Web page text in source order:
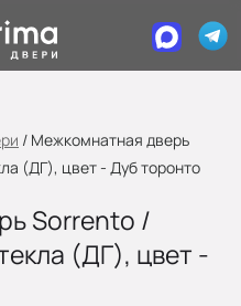
/ Межкомнатная дверь
(ДГ), цвет - Дуб торонто
Sorrento /
(ДГ), цвет -